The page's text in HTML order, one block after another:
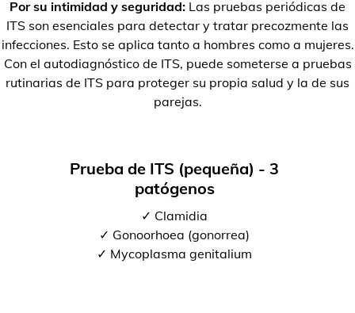
Por su intimidad y seguridad: Las pruebas periódicas de
ITS son esenciales para detectar y tratar precozmente las
infecciones. Esto se aplica tanto a hombres como a mujeres.
Con el autodiagnóstico de ITS, puede someterse a pruebas
rutinarias de ITS para proteger su propia salud y la de sus
parejas.
Prueba de ITS (pequeña) - 3
patógenos
✓ Clamidia
✓ Gonoorhoea (gonorrea)
✓ Mycoplasma genitalium